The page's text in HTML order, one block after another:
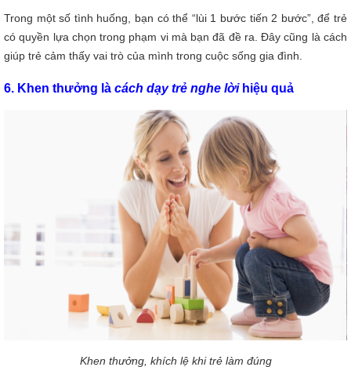
Trong một số tình huống, bạn có thể “lùi 1 bước tiến 2 bước”, để trẻ
có quyền lựa chọn trong phạm vi mà bạn đã đề ra. Đây cũng là cách
giúp trẻ cảm thấy vai trò của mình trong cuộc sống gia đình.
6. Khen thưởng là cách dạy trẻ nghe lờihiệu quả
Khen thưởng, khích lệ khi trẻ làm đúng